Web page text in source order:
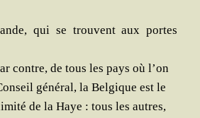
qui se trouvent aux portes
contre, de tous les pays où l’on
géné­ral, la Bel­gique est le
de la Haye : tous les autres,